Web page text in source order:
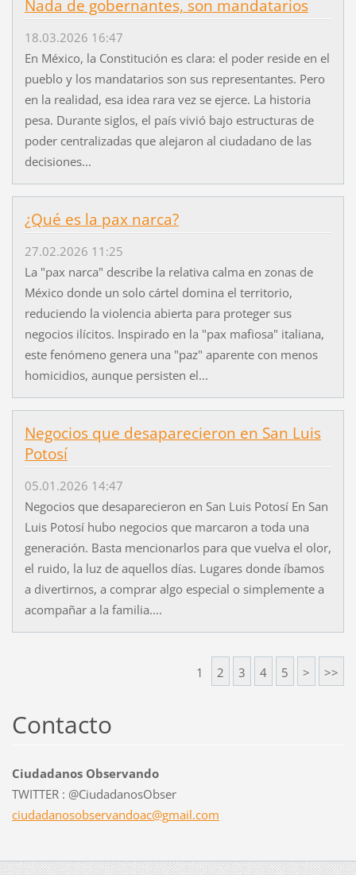
Nada de gobernantes, son mandatarios
18.03.2026 16:47
En México, la Constitución es clara: el poder reside en el
pueblo y los mandatarios son sus representantes. Pero
en la realidad, esa idea rara vez se ejerce. La historia
pesa. Durante siglos, el país vivió bajo estructuras de
poder centralizadas que alejaron al ciudadano de las
decisiones...
¿Qué es la pax narca?
27.02.2026 11:25
La "pax narca" describe la relativa calma en zonas de
México donde un solo cártel domina el territorio,
reduciendo la violencia abierta para proteger sus
negocios ilícitos. Inspirado en la "pax mafiosa" italiana,
este fenómeno genera una "paz" aparente con menos
homicidios, aunque persisten el...
Negocios que desaparecieron en San Luis
Potosí
05.01.2026 14:47
Negocios que desaparecieron en San Luis Potosí En San
Luis Potosí hubo negocios que marcaron a toda una
generación. Basta mencionarlos para que vuelva el olor,
el ruido, la luz de aquellos días. Lugares donde íbamos
a divertirnos, a comprar algo especial o simplemente a
acompañar a la familia....
1 2 3 4 5 > >>
Contacto
Ciudadanos Observando
TWITTER : @CiudadanosObser
ciudadanosobservandoac@gmail.com